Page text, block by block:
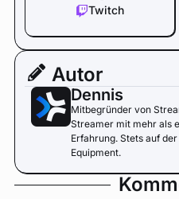
Twitch
Autor
Dennis
Mitbegründer von
Streamer mit mehr als
Erfahrung. Stets auf
Equipment.